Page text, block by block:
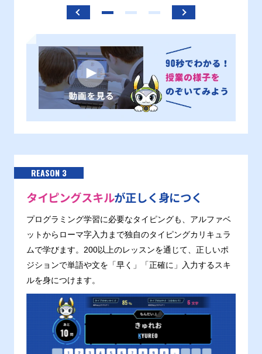
REASON 3
タイピングスキルが正しく身につく
プログラミング学習に必要なタイピングも、アルファベ
ットからローマ字入力まで独自のタイピングカリキュラ
ムで学びます。200以上のレッスンを通じて、正しいポ
ジションで単語や文を「早く」「正確に」入力するスキ
ルを身につけます。